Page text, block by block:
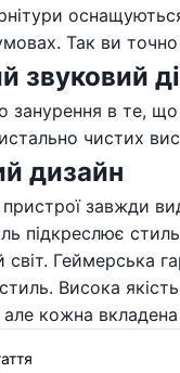
Так ви
звуковий
занурення в те, що
чистих
дизайн
пристрої завжди
підкреслює
світ. Геймерська
стиль. Висока
кожна вкладена